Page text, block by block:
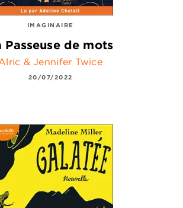
IMAGINAIRE
Passeuse de mots
& Jennifer Twice
20/07/2022